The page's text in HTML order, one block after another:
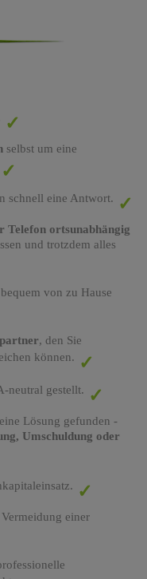
selbst um eine
schnell eine Antwort.
Telefon ortsunabhängig
und trotzdem alles
von zu Hause
, den Sie
können.
neutral gestellt.
Lösung gefunden -
Umschuldung oder
einer